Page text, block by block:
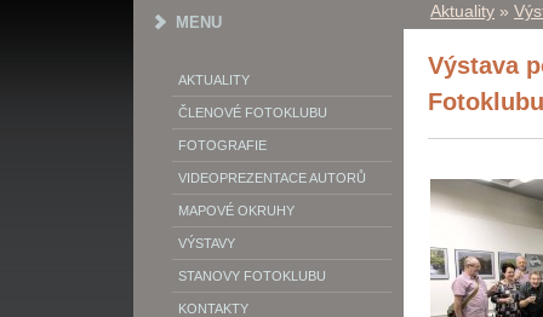
MENU
AKTUALITY
ČLENOVÉ FOTOKLUBU
FOTOGRAFIE
VIDEOPREZENTACE AUTORŮ
MAPOVÉ OKRUHY
VÝSTAVY
STANOVY FOTOKLUBU
KONTAKTY
Aktuality »
Výstava